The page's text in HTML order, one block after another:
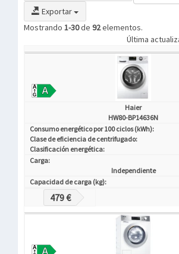
Exportar
Mostrando 1-30de 92elementos.
Última
Haier
HW80-BP14636N
Consumo energético por 100 ciclos (kWh):
Clase de eficiencia de centrifugado:
Clasificación energética:
Carga:
Independiente
Capacidad de carga (kg):
479 €